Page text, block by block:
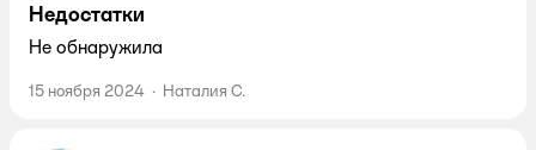
Недостатки
Не обнаружила
15 ноября 2024 · Наталия С.